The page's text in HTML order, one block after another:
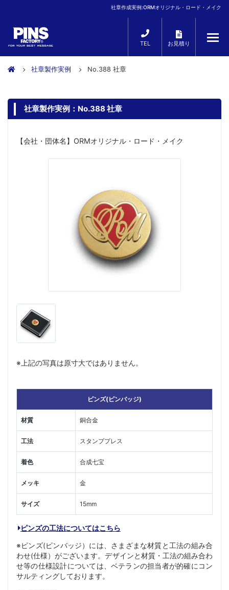
社章作成実例:ORMオリジナル・ロード・メイク
TEL お見積り
社章製作実例 No.388 社章
社章製作実例：No.388 社章
【会社・団体名】ORMオリジナル・ロード・メイク
※上記の写真は原寸大ではありません。
ピンズ(ピンバッジ)
材質 銅合金
工法 スタンププレス
着色 合成七宝
メッキ 金
サイズ 15mm
ピンズの工法についてはこちら
※ピンズ(ピンバッジ）には、さまざまな材質と工法の組み合
わせ(仕様）がございます。デザインと材質・工法の組み合わ
せ等の仕様設計については、ベテランの担当者が的確にコン
サルティングしております。